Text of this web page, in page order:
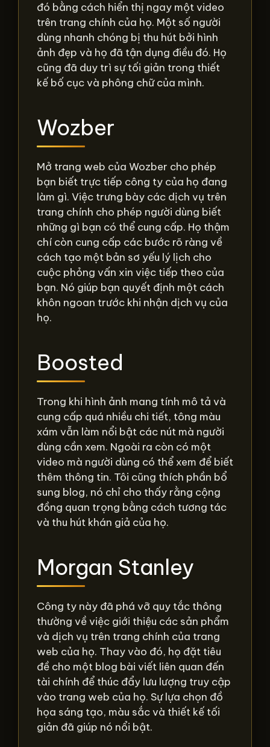
đó bằng cách hiển thị ngay một video
trên trang chính của họ. Một số người
dùng nhanh chóng bị thu hút bởi hình
ảnh đẹp và họ đã tận dụng điều đó. Họ
cũng đã duy trì sự tối giản trong thiết
kế bố cục và phông chữ của mình.
Wozber
Mở trang web của Wozber cho phép
bạn biết trực tiếp công ty của họ đang
làm gì. Việc trưng bày các dịch vụ trên
trang chính cho phép người dùng biết
những gì bạn có thể cung cấp. Họ thậm
chí còn cung cấp các bước rõ ràng về
cách tạo một bản sơ yếu lý lịch cho
cuộc phỏng vấn xin việc tiếp theo của
bạn. Nó giúp bạn quyết định một cách
khôn ngoan trước khi nhận dịch vụ của
họ.
Boosted
Trong khi hình ảnh mang tính mô tả và
cung cấp quá nhiều chi tiết, tông màu
xám vẫn làm nổi bật các nút mà người
dùng cần xem. Ngoài ra còn có một
video mà người dùng có thể xem để biết
thêm thông tin. Tôi cũng thích phần bổ
sung blog, nó chỉ cho thấy rằng cộng
đồng quan trọng bằng cách tương tác
và thu hút khán giả của họ.
Morgan Stanley
Công ty này đã phá vỡ quy tắc thông
thường về việc giới thiệu các sản phẩm
và dịch vụ trên trang chính của trang
web của họ. Thay vào đó, họ đặt tiêu
đề cho một blog bài viết liên quan đến
tài chính để thúc đẩy lưu lượng truy cập
vào trang web của họ. Sự lựa chọn đồ
họa sáng tạo, màu sắc và thiết kế tối
giản đã giúp nó nổi bật.